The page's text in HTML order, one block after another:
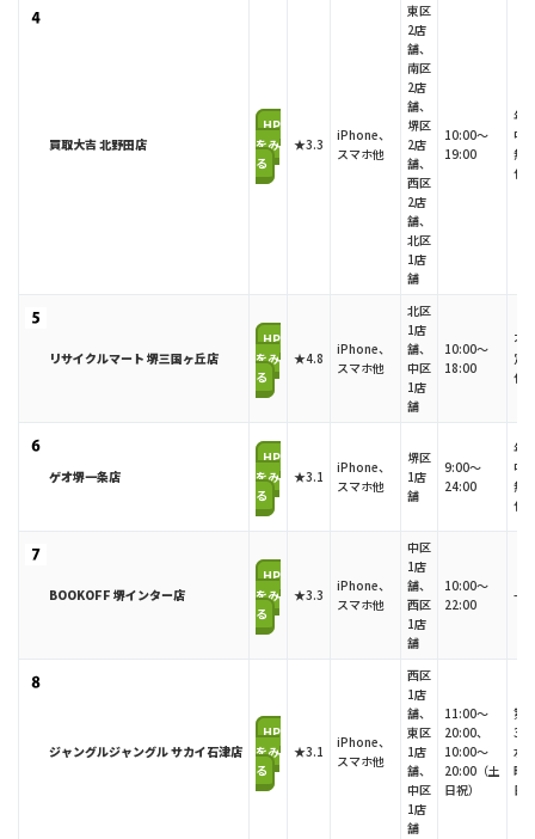
買取大吉 北野田店
HP
をみ
る
★3.3
iPhone、
スマホ他
東区
2店
舗、
南区
2店
舗、
堺区
2店
舗、
西区
2店
舗、
北区
1店
舗
10:00～
19:00
年
中
無
休
リサイクルマート 堺三国ヶ丘店
HP
をみ
る
★4.8
iPhone、
スマホ他
北区
1店
舗、
中区
1店
舗
10:00～
18:00
不
定
休
ゲオ堺一条店
HP
をみ
る
★3.1
iPhone、
スマホ他
堺区
1店
舗
9:00～
24:00
年
中
無
休
BOOKOFF 堺インター店
HP
をみ
る
★3.3
iPhone、
スマホ他
中区
1店
舗、
西区
1店
舗
10:00～
22:00
-
ジャングルジャングル サカイ石津店
HP
をみ
る
★3.1
iPhone、
スマホ他
西区
1店
舗、
東区
1店
舗、
中区
1店
舗
11:00～
20:00、
10:00～
20:00（土
日祝）
第
3
水
曜
日